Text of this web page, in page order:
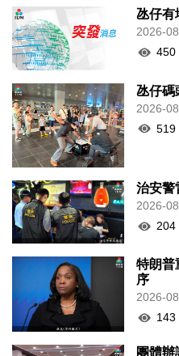
氹仔有
2026-
450
氹仔碼
2026-
519
治安警
2026-
204
特朗普
序
2026-
143
團體